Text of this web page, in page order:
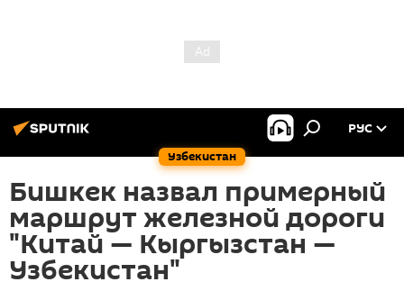
Узбекистан
РУС
Бишкек назвал примерный
маршрут железной дороги
"Китай — Кыргызстан —
Узбекистан"